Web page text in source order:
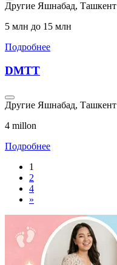
Другие Яшнабад, Ташкент
5 млн до 15 млн
Подробнее
DMTT
Другие Яшнабад, Ташкент
4 millon
Подробнее
1
2
4
»